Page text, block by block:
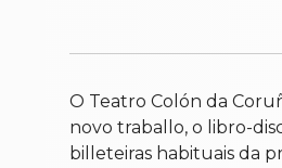
O Teatro Colón da
novo traballo, o libro-
billeteiras habituais da